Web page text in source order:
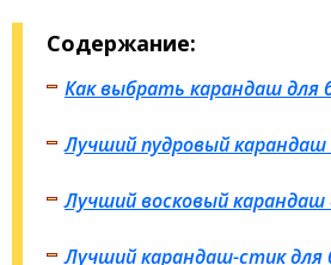
Содержание:
Как выбрать карандаш для
Лучший пудровый карандаш
Лучший восковый карандаш
Лучший карандаш-стик для